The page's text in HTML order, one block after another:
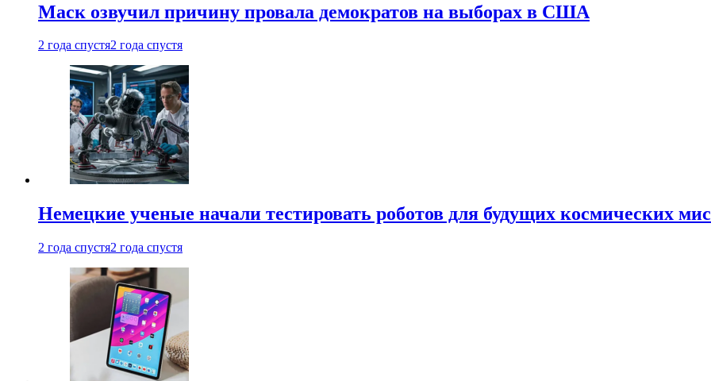
Маск озвучил причину провала демократов на выборах в США
2 года спустя2 года спустя
Немецкие ученые начали тестировать роботов для будущих космических
2 года спустя2 года спустя